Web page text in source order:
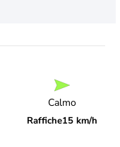
Calmo
Raffiche15 km/h